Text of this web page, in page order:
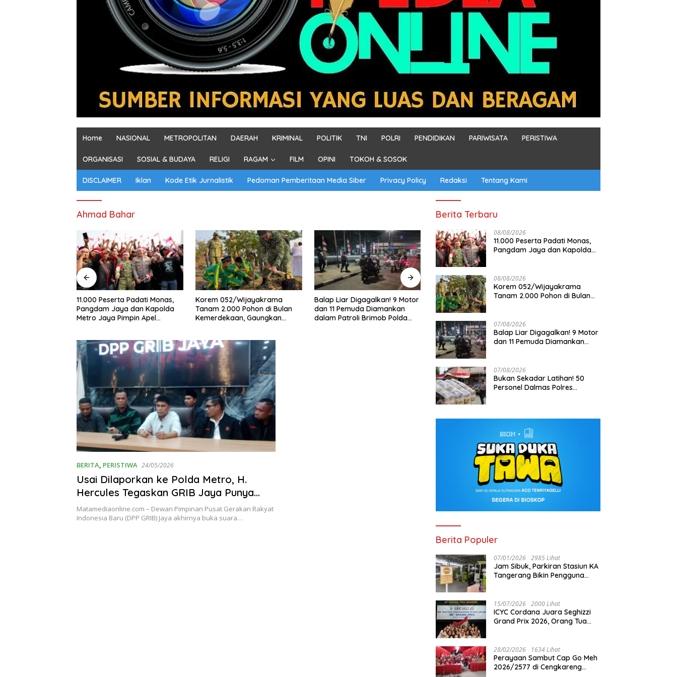
Home NASIONAL METROPOLITAN DAERAH KRIMINAL POLITIK TNI POLRI PENDIDIKAN PARIWISATA PERISTIWA
ORGANISASI SOSIAL & BUDAYA RELIGI RAGAM FILM OPINI TOKOH & SOSOK
DISCLAIMER Iklan Kode Etik Jurnalistik Pedoman Pemberitaan Media Siber Privacy Policy Redaksi Tentang Kami
Ahmad Bahar
Peserta Padati Monas,
Jaya dan Kapolda
Korem 052/Wijayakrama
Tanam 2.000 Pohon di Bulan
Kemerdekaan, Gaungkan
Balap Liar Digagalkan! 9 Motor
dan 11 Pemuda Diamankan
dalam Patroli Brimob Polda
Bukan Sekadar Latihan! 50
Personel Dalmas Polres
Pelabuhan Tanjung Priok Diuji
Dugaan Kekerasan terhadap
Wartawan di Tangerang Masuk
Desak Polisi Transparan
FTPI dan Mabes Polri Bahas
BERITA, PERISTIWA 24/05/2026
Usai Dilaporkan ke Polda Metro, H.
Hercules Tegaskan GRIB Jaya Punya
Bukti Digital Lengkap
Matamediaonline.com – Dewan Pimpinan Pusat Gerakan Rakyat
Indonesia Baru (DPP GRIB) Jaya akhirnya buka suara…
Berita Terbaru
08/08/2026
11.000 Peserta Padati Monas,
Pangdam Jaya dan Kapolda
08/08/2026
Korem 052/Wijayakrama
Tanam 2.000 Pohon di Bulan
07/08/2026
Balap Liar Digagalkan! 9 Motor
dan 11 Pemuda Diamankan
07/08/2026
Bukan Sekadar Latihan! 50
Personel Dalmas Polres
Berita Populer
07/01/2026 2985 Lihat
Jam Sibuk, Parkiran Stasiun KA
Tangerang Bikin Pengguna
15/07/2026 2000 Lihat
ICYC Cordana Juara Seghizzi
Grand Prix 2026, Orang Tua
Indonesia
28/02/2026 1634 Lihat
Perayaan Sambut Cap Go Meh
2026/2577 di Cengkareng